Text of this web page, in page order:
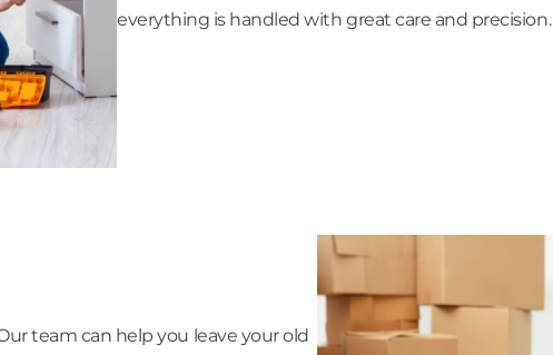
everything is handled with great care and precision.
team can help you leave your old